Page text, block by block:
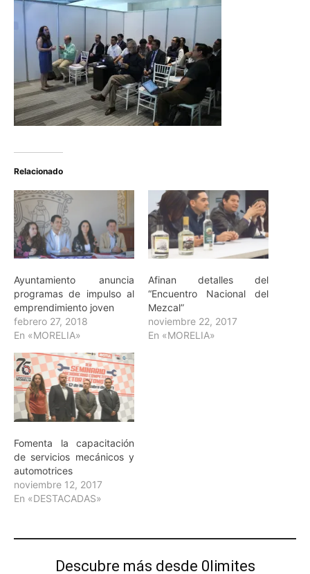
Relacionado
Ayuntamiento anuncia
programas de impulso al
emprendimiento joven
febrero 27, 2018
En «MORELIA»
Afinan detalles del
“Encuentro Nacional del
Mezcal”
noviembre 22, 2017
En «MORELIA»
Fomenta la capacitación
de servicios mecánicos y
automotrices
noviembre 12, 2017
En «DESTACADAS»
Descubre más desde 0limites